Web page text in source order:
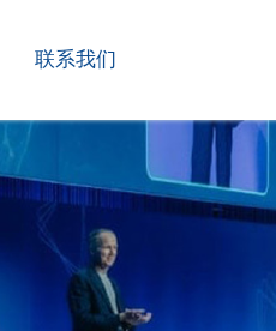
联系我们